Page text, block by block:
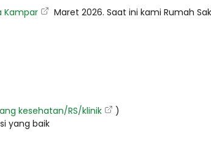
Kampar Maret 2026. Saat ini kami Rumah
kesehatan/RS/klinik
)
yang baik